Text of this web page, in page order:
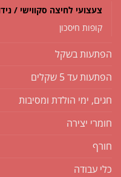
צעצועי לחיצה סקווישי /
קופות חיסכון
הפתעות בשקל
הפתעות עד 5 שקלים
חגים, ימי הולדת ומסיבות
חומרי יצירה
חורף
כלי עבודה